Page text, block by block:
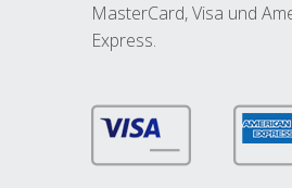
MasterCard, Visa und
Express.